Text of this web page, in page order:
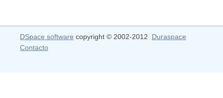
DSpace software copyright © 2002-2012 Duraspace
Contacto